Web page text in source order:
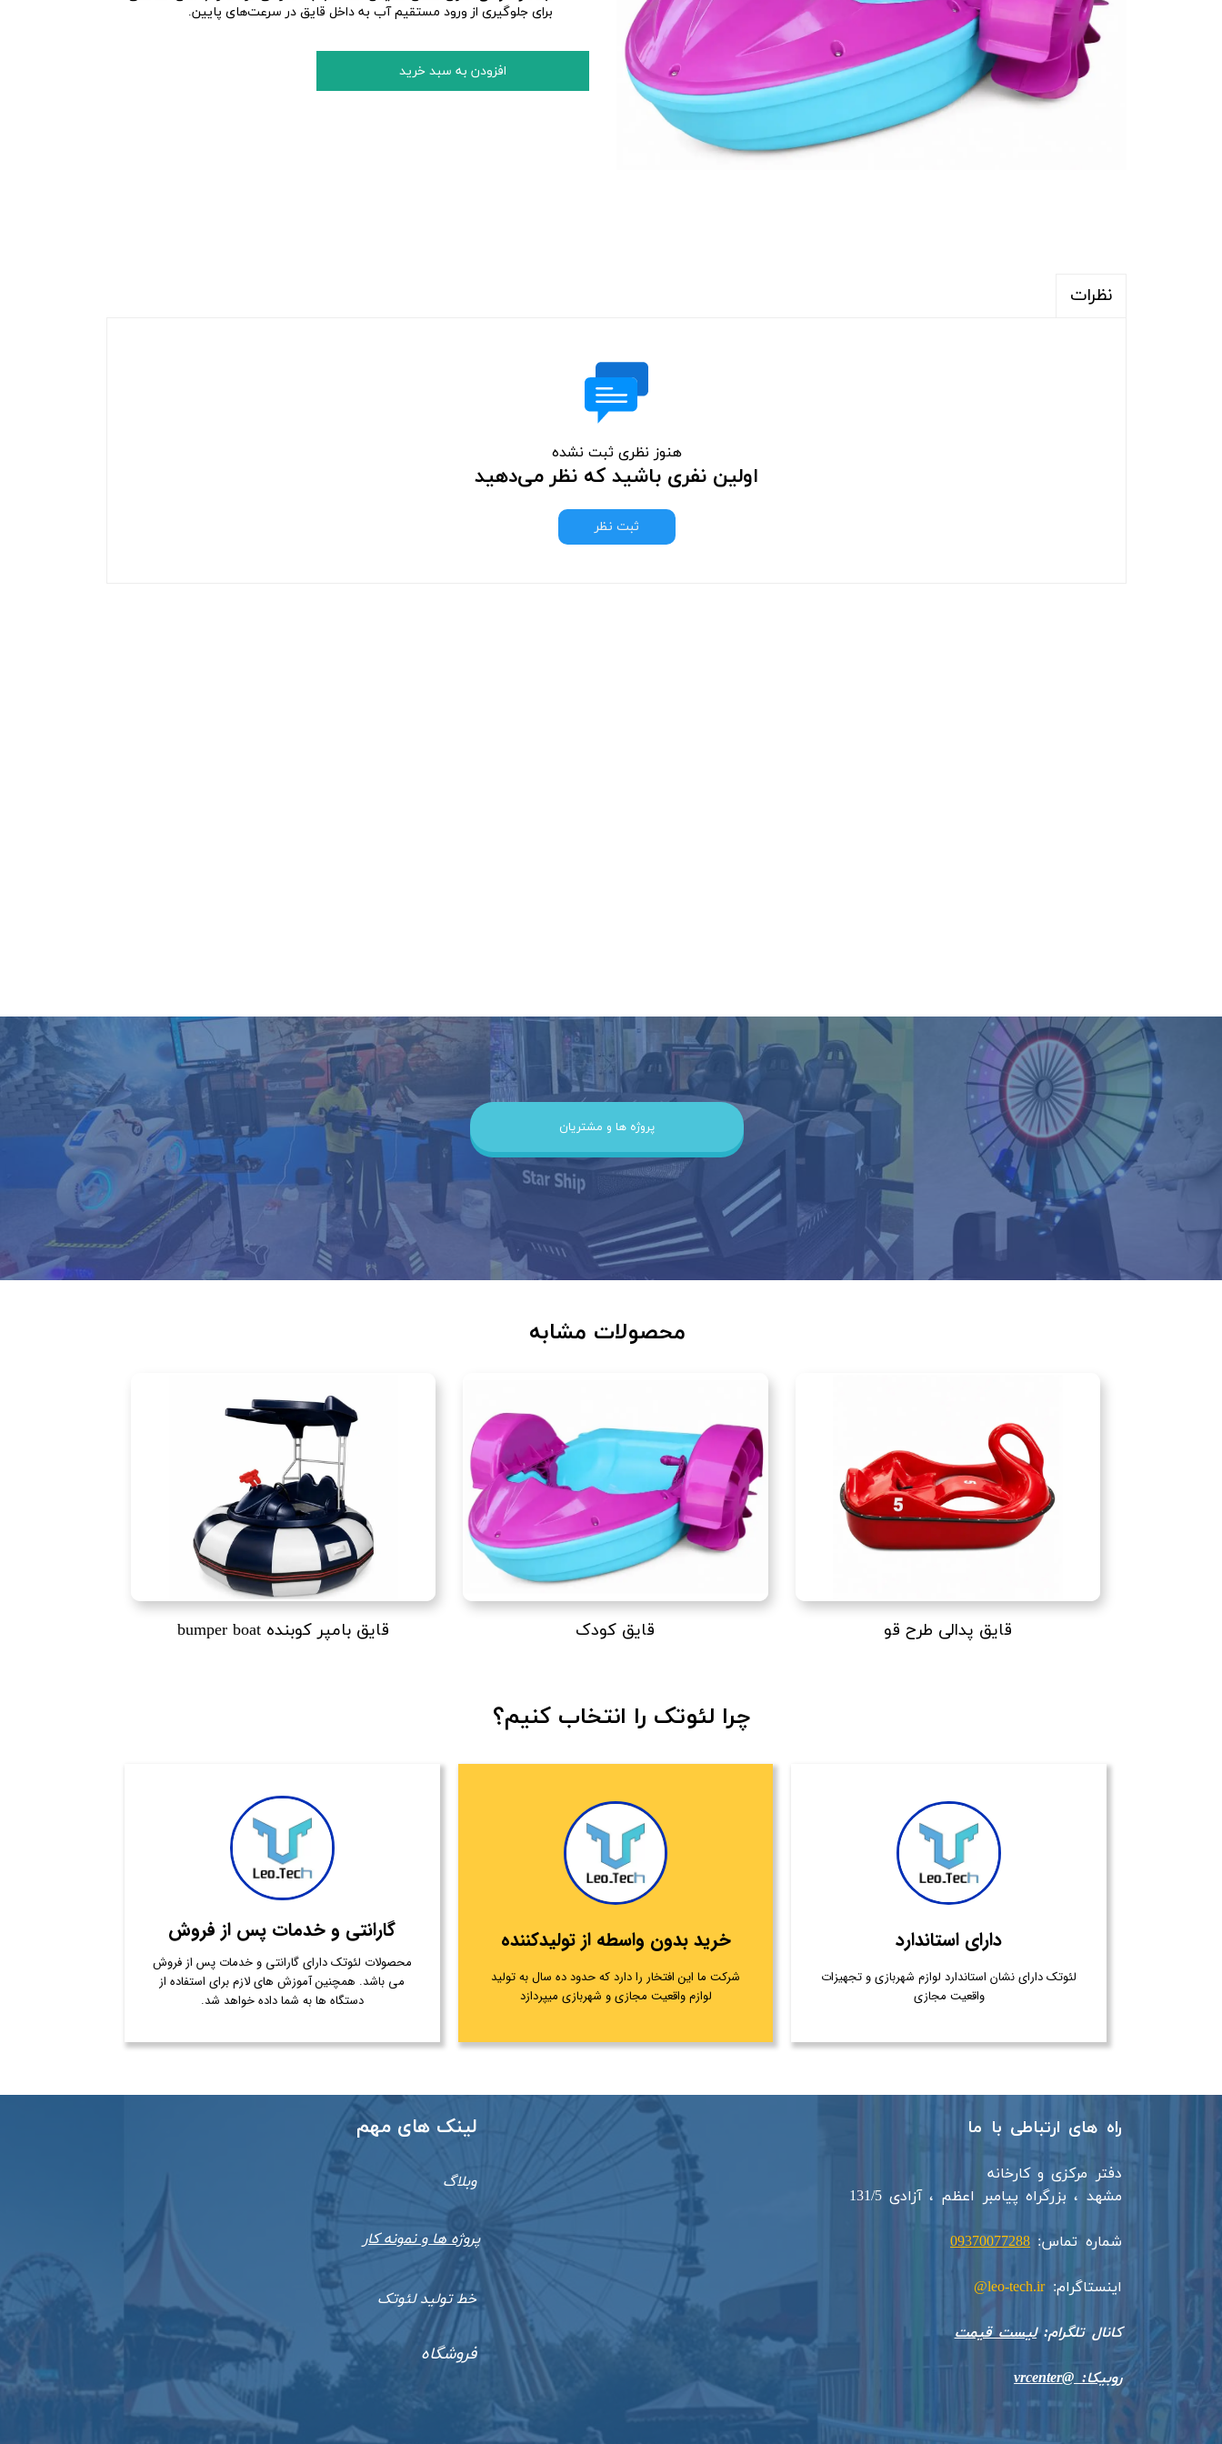
برای جلوگیری از ورود مستقیم آب به داخل قایق در سرعت‌های پایین.
افزودن به سبد خرید
نظرات
هنوز نظری ثبت نشده
اولین نفری باشید که نظر می‌دهید
ثبت نظر
پروژه ها و مشتریان
دارای استاندارد
لئوتک دارای نشان استاندارد لوازم شهربازی و تجهیزات
واقعیت مجازی
خرید بدون واسطه از تولیدکننده
شرکت ما این افتخار را دارد که حدود ده سال به تولید
لوازم واقعیت مجازی و شهربازی میپردازد
گارانتی و خدمات پس از فروش
محصولات لئوتک دارای گارانتی و خدمات پس از فروش
می باشد. همچنین آموزش های لازم برای استفاده از
دستگاه ها به شما داده خواهد شد.
قایق پدالی طرح قو قایق کودک قایق بامپر کوبنده bumper boat
​​​چرا لئوتک را انتخاب کنیم؟
محصولات مشابه
راه های ارتباطی با ما
دفتر مرکزی و کارخانه
مشهد ، بزرگراه پیامبر اعظم ، آزادی 131/5​​
شماره تماس:09370077288
اینستاگرام:leo-tech.ir@
​​​​​​​کانال تلگرام:لیست قیمت
روبیکا: @vrcenter
وبلاگ
پروژه ها و نمونه کار
خط تولید لئوتک
​​لینک های مهم
فروشگاه